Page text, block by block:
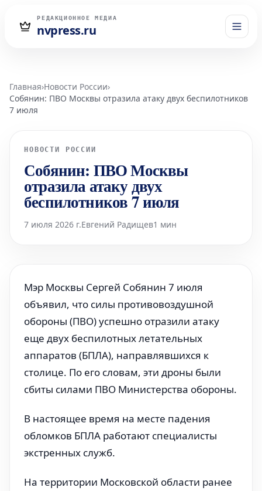
РЕДАКЦИОННОЕ МЕДИА
nvpress.ru
Главная›Новости России›
Собянин: ПВО Москвы отразила атаку двух беспилотников
7 июля
НОВОСТИ РОССИИ
Собянин: ПВО Москвы
отразила атаку двух
беспилотников 7 июля
7 июля 2026 г.Евгений Радищев1 мин
Мэр Москвы Сергей Собянин 7 июля
объявил, что силы противовоздушной
обороны (ПВО) успешно отразили атаку
еще двух беспилотных летательных
аппаратов (БПЛА), направлявшихся к
столице. По его словам, эти дроны были
сбиты силами ПВО Министерства обороны.
В настоящее время на месте падения
обломков БПЛА работают специалисты
экстренных служб.
На территории Московской области ранее